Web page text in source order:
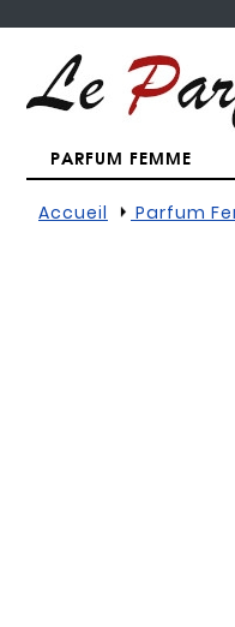
PARFUM FEMME
Accueil Parfum